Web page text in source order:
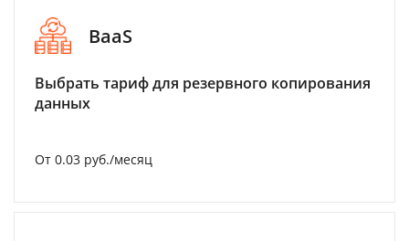
BaaS
Выбрать тариф для резервного копирования
данных
От 0.03 руб./месяц